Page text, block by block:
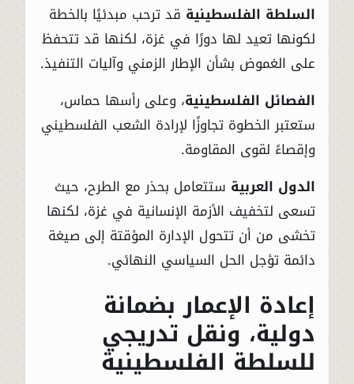
السلطة الفلسطينية قد ترحب مبدئيًا بالخطة
لكونها تعيد لها دورًا في غزة، لكنها قد تتحفظ
على الغموض بشأن الإطار الزمني وآليات التنفيذ.
الفصائل الفلسطينية، وعلى رأسها حماس،
ستعتبر الخطوة تجاوزًا لإرادة الشعب الفلسطيني
وإقصاءً لقوى المقاومة.
الدول العربية ستتعامل بحذر مع الطرح، حيث
تسعى لتخفيف الأزمة الإنسانية في غزة، لكنها
تخشى من أن تتحول الإدارة المؤقتة إلى صيغة
دائمة تؤجل الحل السياسي النهائي.
إعادة الإعمار بضمانة
دولية، ونقل تدريجي
للسلطة الفلسطينية